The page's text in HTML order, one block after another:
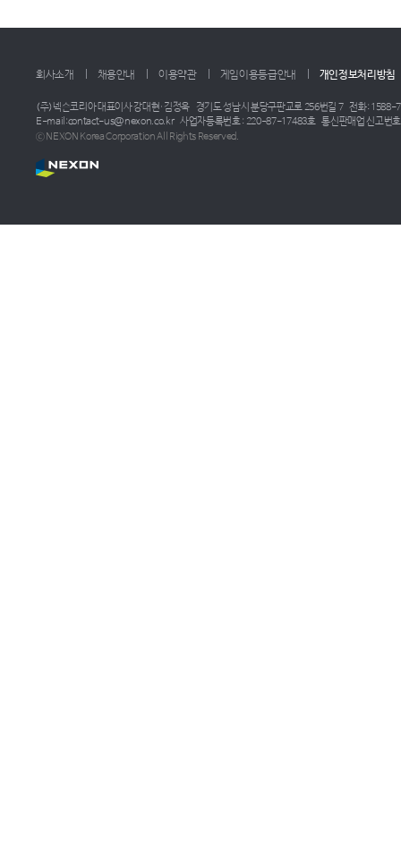
회사소개 채용안내 이용약관 게임이용등급안내 개인정보처리방침
(주)넥슨코리아 대표이사 강대현·김정욱 경기도 성남시 분당구판교로 256번길 7 전화: 1588-
E-mail:contact-us@nexon.co.kr 사업자등록번호 : 220-87-17483호 통신판매업 신고번
ⓒ NEXON Korea Corporation All Rights Reserved.